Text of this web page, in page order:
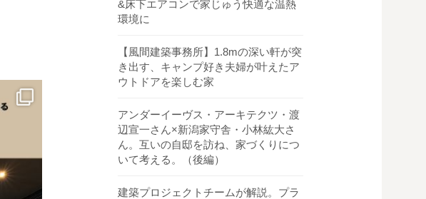
&床下エアコンで家じゅう快適な温熱
環境に
【風間建築事務所】1.8mの深い軒が突
き出す、キャンプ好き夫婦が叶えたア
ウトドアを楽しむ家
アンダーイーヴス・アーキテクツ・渡
辺宣一さん×新潟家守舎・小林紘大さ
ん。互いの自邸を訪ね、家づくりにつ
いて考える。（後編）
建築プロジェクトチームが解説。プラ